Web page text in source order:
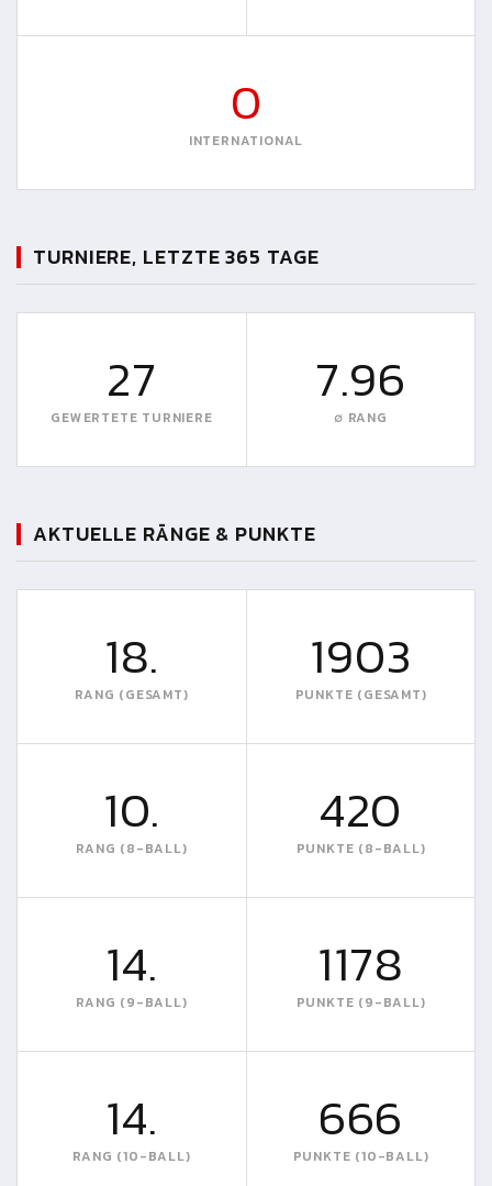
0
INTERNATIONAL
TURNIERE, LETZTE 365 TAGE
27
GEWERTETE TURNIERE
7.96
∅ RANG
AKTUELLE RÄNGE & PUNKTE
18.
RANG (GESAMT)
1903
PUNKTE (GESAMT)
10.
RANG (8-BALL)
420
PUNKTE (8-BALL)
14.
RANG (9-BALL)
1178
PUNKTE (9-BALL)
14.
RANG (10-BALL)
666
PUNKTE (10-BALL)